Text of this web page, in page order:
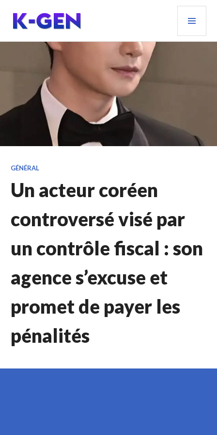
contenu
principal
K-GEN
GÉNÉRAL
Un acteur coréen
controversé visé par
un contrôle fiscal : son
agence s’excuse et
promet de payer les
pénalités